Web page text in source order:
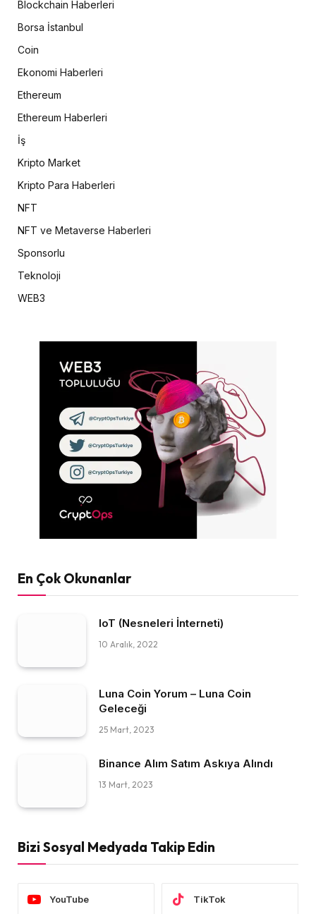
Blockchain Haberleri
Borsa İstanbul
Coin
Ekonomi Haberleri
Ethereum
Ethereum Haberleri
İş
Kripto Market
Kripto Para Haberleri
NFT
NFT ve Metaverse Haberleri
Sponsorlu
Teknoloji
WEB3
En Çok Okunanlar
IoT (Nesneleri İnterneti)
10 Aralık, 2022
Luna Coin Yorum – Luna Coin
Geleceği
25 Mart, 2023
Binance Alım Satım Askıya Alındı
13 Mart, 2023
Bizi Sosyal Medyada Takip Edin
YouTube TikTok